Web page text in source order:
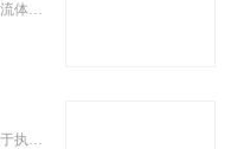
电磁阀是用电磁控制的工业设备，是用来控制流体的自动化基础元件，属于执行器，并不限于液压、气动。用在工业控制系统中调整介质的方向、流量、速度和其他的参数。
电磁阀是用于控制流体的自动化基本部件，属于执行器;不限于液压和气动。电磁阀用于控制液压流的方向，是一些工厂常用的工具。